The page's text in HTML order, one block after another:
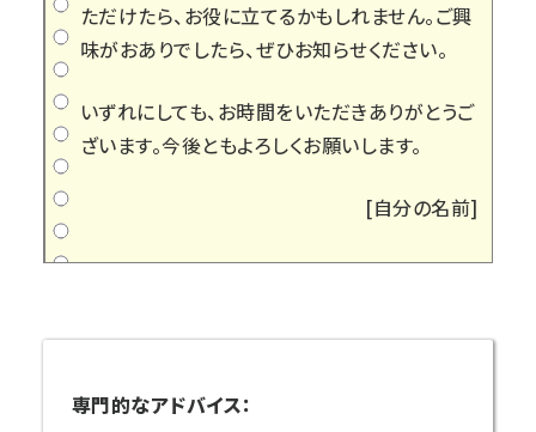
ただけたら、お役に立てるかもしれません。ご興
味がおありでしたら、ぜひお知らせください。
いずれにしても、お時間をいただきありがとうご
ざいます。今後ともよろしくお願いします。
[自分の名前]
専門的なアドバイス：